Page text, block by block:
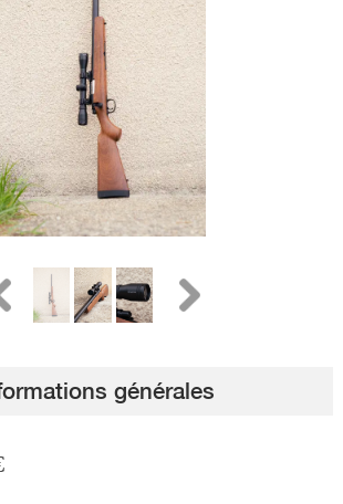
générales